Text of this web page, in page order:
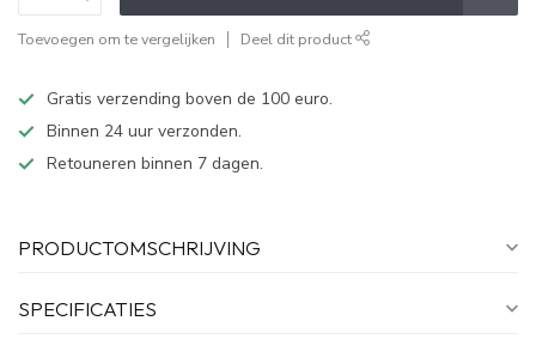
Toevoegen om te vergelijken Deel dit product
Gratis verzending boven de 100 euro.
Binnen 24 uur verzonden.
Retouneren binnen 7 dagen.
PRODUCTOMSCHRIJVING
SPECIFICATIES